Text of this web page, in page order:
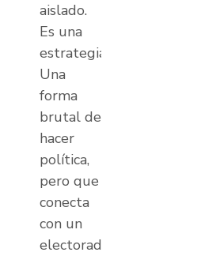
aislado.
Es una
estrategia.
Una
forma
brutal de
hacer
política,
pero que
conecta
con un
electorado